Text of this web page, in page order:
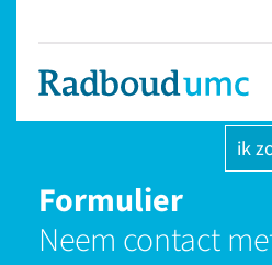
ik
Formulier
Neem contact